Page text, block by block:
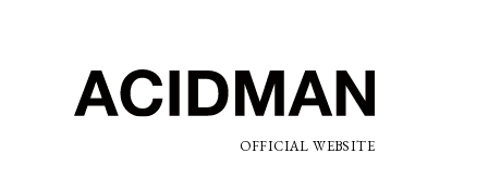
OFFICIAL WEBSITE